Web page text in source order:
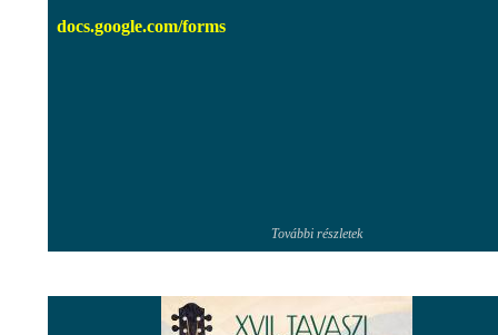
docs.google.com/forms
További részletek